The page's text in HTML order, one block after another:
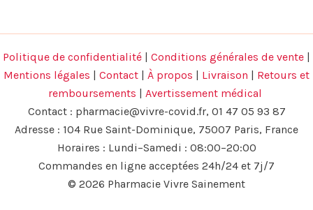
Politique de confidentialité | Conditions générales de vente |
Mentions légales | Contact | À propos | Livraison | Retours et
remboursements | Avertissement médical
Contact : pharmacie@vivre-covid.fr, 01 47 05 93 87
Adresse : 104 Rue Saint-Dominique, 75007 Paris, France
Horaires : Lundi–Samedi : 08:00–20:00
Commandes en ligne acceptées 24h/24 et 7j/7
© 2026 Pharmacie Vivre Sainement